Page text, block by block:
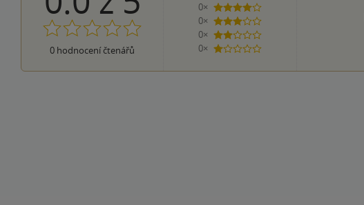
0 hodnocení čtenářů
0×
4 hvězdičky
0×
3 hvězdičky
0×
2 hvězdičky
0×
1 hvezdička